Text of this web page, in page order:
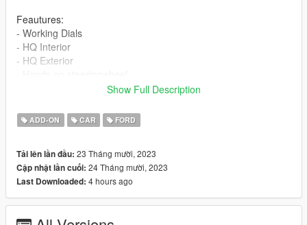
Feautures:
- Working Dials
- HQ Interior
- HQ Exterior
- Lights aren't affected by tinting
- Paintjob
- Dirtmapped[-windows]
- Interior lights up with headlights
- Fully Damageable
- 4K Template
- Glass Breakable
Show Full Description
ADD-ON CAR FORD
Tải lên lần đầu: 23 Tháng mười, 2023
Cập nhật lần cuối: 24 Tháng mười, 2023
Last Downloaded: 4 hours ago